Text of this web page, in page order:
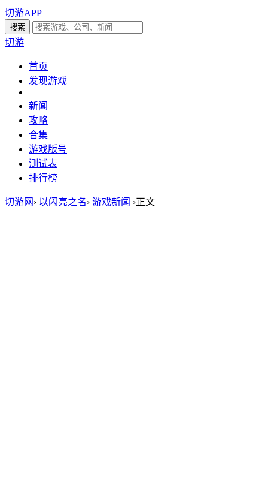
切游APP
切游
首页
发现游戏
新闻
攻略
合集
游戏版号
测试表
排行榜
切游网 › 以闪亮之名› 游戏新闻 ›正文